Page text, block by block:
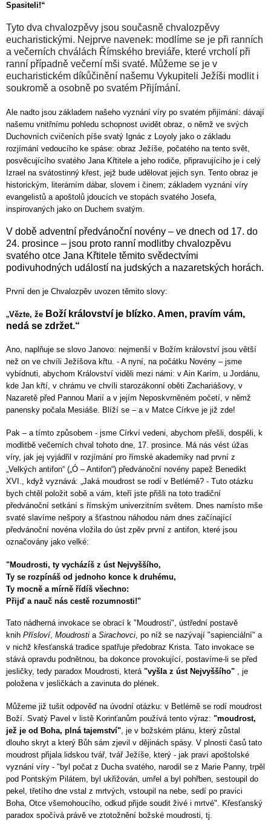
Spasiteli!“
Tyto dva chvalozpěvy jsou současně chvalozpěvy
eucharistickými. Nejprve navenek: modlíme se je při ranních
a večerních chválách Římského breviáře, které vrcholí při
ranní případně večerní mši svaté. Můžeme se je v
eucharistickém díkůčinění našemu Vykupiteli Ježíši modlit i
soukromě a osobně po svatém Přijímání.
Ale nadto jsou základem našeho vyznání víry po svatém přijímání: dávají
našemu vnitřnímu pohledu schopnost uvidět obraz, o němž ve svých
Duchovních cvičeních píše svatý Ignác z Loyoly jako o základu
rozjímání vedoucího ke spáse: obraz Ježíše, počatého na tento svět,
posvěcujícího svatého Jana Křtitele a jeho rodiče, připravujícího je i celý
Izrael na svátostinný křest, jejž bude udělovat jejich syn. Tento obraz je
historickým, literárním dábar, slovem i činem; základem vyznání víry
evangelistů a apoštolů jdoucích ve stopách svatého Josefa,
inspirovaných jako on Duchem svatým.
V době adventní předvánoční novény – ve dnech od 17. do
24. prosince – jsou proto ranní modlitby chvalozpěvu
svatého otce Jana Křtitele těmito svědectvími
podivuhodných událostí na judských a nazaretských horách.
První den je Chvalozpěv uvozen těmito slovy:
„Vězte, že Boží království je blízko. Amen, pravím vám,
nedá se zdržet.“
Ano, naplňuje se slovo Janovo: nejmenší v Božím království jsou větší
než on ve chvíli Ježíšova křtu. - A nyní, na počátku Novény – jsme
vybídnuti, abychom Království viděli mezi námi: v Ain Karím, u Jordánu,
kde Jan křtí, v chrámu ve chvíli starozákonní oběti Zachariášovy, v
Nazaretě před Pannou Marií a v jejím Neposkvrněném početí, v němž
panensky počala Mesiáše. Blíží se – a v Matce Církve je již zde!
Pak – a tímto způsobem - jsme Církví vedeni, abychom přešli, dospěli, k
modlitbě večerních chval tohoto dne, 17. prosince. Má nás vést úžas
víry, jak jej vyjádřil v rozjímání pro římské akademiky nad první z
„Velkých antifon“ („Ó – Antifon“) předvánoční novény papež Benedikt
XVI., když vyznává: „Jaká moudrost se rodí v Betlémě? - Tuto otázku
bych chtěl položit sobě a vám, kteří jste přišli na toto tradiční
předvánoční setkání s římským univerzitním světem. Dnes namísto mše
svaté slavíme nešpory a šťastnou náhodou nám dnes začínající
předvánoční novéna vložila do úst zpěv první z antifon, které jsou
označovány jako velké:
"Moudrosti, ty vycházíš z úst Nejvyššího,
Ty se rozpínáš od jednoho konce k druhému,
Ty mocně a mírně řídíš všechno:
Přijď a nauč nás cestě rozumnosti!"
Tato nádherná invokace se obrací k "Moudrosti", ústřední postavě
knih Přísloví, Moudrosti a Sirachovci, po níž se nazývají "sapienciální" a
v nichž křesťanská tradice spatřuje předobraz Krista. Tato invokace se
stává opravdu podnětnou, ba dokonce provokující, postavíme-li se před
jesličky, tedy paradox Moudrosti, která "vyšla z úst Nejvyššího" , je
položena v jesličkách a zavinuta do plének.
Můžeme již tušit odpověď na úvodní otázku: v Betlémě se rodí moudrost
Boží. Svatý Pavel v listě Korinťanům používá tento výraz: "moudrost,
jež je od Boha, plná tajemství", je v božském plánu, který zůstal
dlouho skryt a který Bůh sám zjevil v dějinách spásy. V plnosti časů tato
moudrost přijala lidskou tvář, tvář Ježíše, který - jak praví apoštolské
vyznání víry - "byl počat z Ducha svatého, narodil se z Marie Panny, trpěl
pod Pontským Pilátem, byl ukřižován, umřel a byl pohřben, sestoupil do
pekel, třetího dne vstal z mrtvých, vstoupil na nebe, sedí po pravici
Boha, Otce všemohoucího, odkud přijde soudit živé i mrtvé". Křesťanský
paradox spočívá právě ve ztotožnění božské moudrosti, tj.